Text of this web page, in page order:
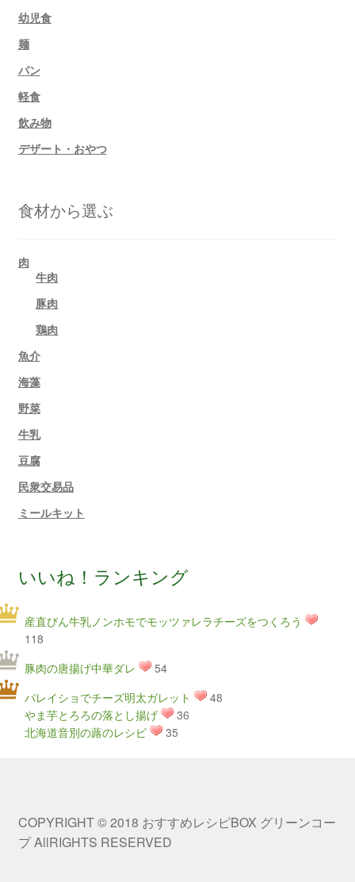
幼児食
麺
パン
軽食
飲み物
デザート・おやつ
食材から選ぶ
肉
牛肉
豚肉
鶏肉
魚介
海藻
野菜
牛乳
豆腐
民衆交易品
ミールキット
いいね！ランキング
産直びん牛乳ノンホモでモッツァレラチーズをつくろう
118
豚肉の唐揚げ中華ダレ
54
バレイショでチーズ明太ガレット
48
やま芋とろろの落とし揚げ
36
北海道音別の蕗のレシピ
35
COPYRIGHT © 2018 おすすめレシピBOX グリーンコー
プ AllRIGHTS RESERVED